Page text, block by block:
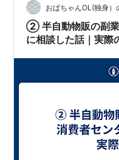
そこで親会社の問い合
と対応して…
おばちゃんOL(独身）
② 半自動物販の副
に相談した話｜実際